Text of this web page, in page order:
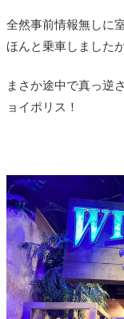
全然事前情報無しに
ほんと乗車しました
まさか途中で真っ逆
ョイポリス！